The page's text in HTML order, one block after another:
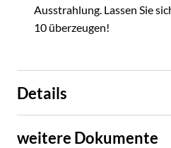
Ausstrahlung. Lassen Sie
10 überzeugen!
Details
weitere Dokumente